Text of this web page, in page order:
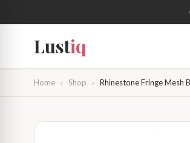
Lustiq
Home › Shop › Rhinestone Fringe Mesh